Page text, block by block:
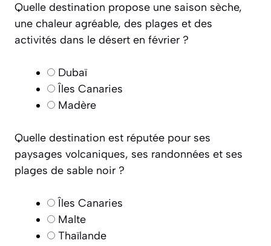
Quelle destination propose une saison sèche,
une chaleur agréable, des plages et des
activités dans le désert en février ?
Dubaï
Îles Canaries
Madère
Quelle destination est réputée pour ses
paysages volcaniques, ses randonnées et ses
plages de sable noir ?
Îles Canaries
Malte
Thaïlande